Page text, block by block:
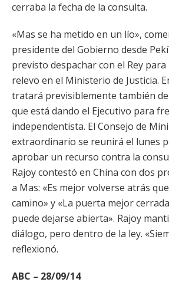
cerraba la fecha de la consulta.
«Mas se ha metido en un lío»,
presidente del Gobierno desde
previsto despachar con el Rey
relevo en el Ministerio de Justicia.
tratará previsiblemente también
que está dando el Ejecutivo para
independentista. El Consejo de
extraordinario se reunirá el lunes
aprobar un recurso contra la
Rajoy contestó en China con dos
a Mas: «Es mejor volverse atrás
camino» y «La puerta mejor
puede dejarse abierta». Rajoy
diálogo, pero dentro de la ley.
reflexionó.
ABC – 28/09/14